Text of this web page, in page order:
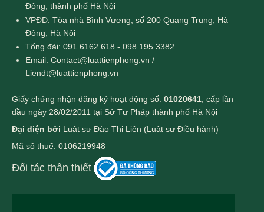
Đông, thành phố Hà Nội
VPĐD: Tòa nhà Bình Vượng, số 200 Quang Trung, Hà
Đông, Hà Nội
Tổng đài: 091 6162 618 - 098 195 3382
Email: Contact@luattienphong.vn /
Liendt@luattienphong.vn
Giấy chứng nhận đăng ký hoạt động số: 01020641 , cấp lần
đầu ngày 28/02/2011 tại Sở Tư Pháp thành phố Hà Nội
Đại diện bởi Luật sư Đào Thị Liên (Luật sư Điều hành)
Mã số thuế: 0106219948
Đối tác thân thiết